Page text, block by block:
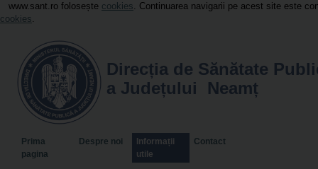
www.sant.ro folosește cookies. Continuarea navigarii pe acest site este
cookies.
Direcția de Sănătate
a Județului Neamț
SectiuniPrima
pagina
Despre noi
Informații
utile
Contact